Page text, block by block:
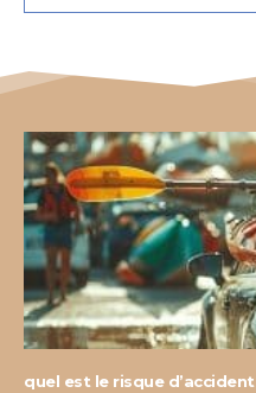
quel est le risque